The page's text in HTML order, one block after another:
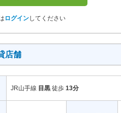
ログインしてください
店舗
JR山手線 目黒 徒歩 13分